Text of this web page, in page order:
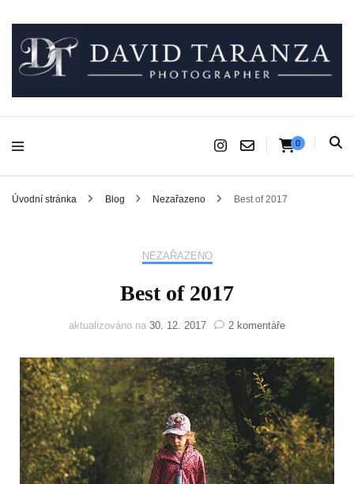
David Taranza
Fotograf pro chvíle, na kterých záleží.
0
Úvodní stránka Blog Nezařazeno Best of 2017
NEZAŘAZENO
Best of 2017
aktualizováno na 30. 12. 2017 2 komentářeu
s
názvem
Best
2017